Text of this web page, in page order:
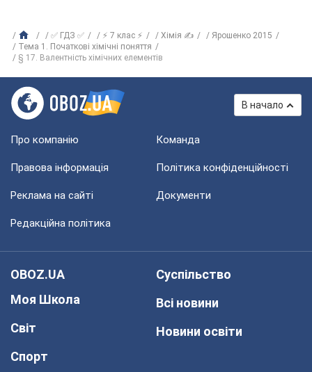
✅ ГДЗ ✅ ⚡ 7 клас ⚡ Хімія ✍
Ярошенко 2015
Тема 1. Початкові хімічні поняття
§ 17. Валентність хімічних елементів
В начало
Про компанію Команда
Правова інформація Політика конфіденційності
Реклама на сайті Документи
Редакційна політика
OBOZ.UA
Моя Школа
Світ
Спорт
Суспільство
Всі новини
Новини освіти